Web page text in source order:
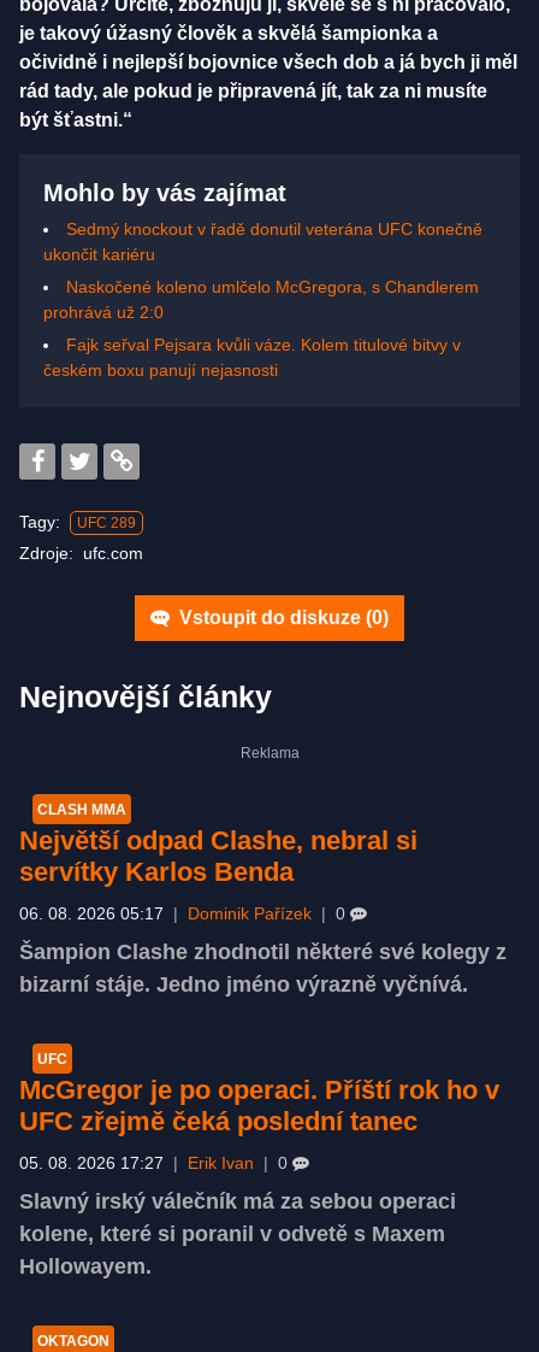
bojovala? Určitě, zbožňuju ji, skvěle se s ní pracovalo,
je takový úžasný člověk a skvělá šampionka a
očividně i nejlepší bojovnice všech dob a já bych ji měl
rád tady, ale pokud je připravená jít, tak za ni musíte
být šťastni.“
Mohlo by vás zajímat
Sedmý knockout v řadě donutil veterána UFC konečně
ukončit kariéru
Naskočené koleno umlčelo McGregora, s Chandlerem
prohrává už 2:0
Fajk seřval Pejsara kvůli váze. Kolem titulové bitvy v
českém boxu panují nejasnosti
Tagy: UFC 289
Zdroje: ufc.com
Vstoupit do diskuze (0)
Nejnovější články
CLASH MMA
Největší odpad Clashe, nebral si
servítky Karlos Benda
06. 08. 2026 05:17 | Dominik Pařízek | 0
Šampion Clashe zhodnotil některé své kolegy z
bizarní stáje. Jedno jméno výrazně vyčnívá.
UFC
McGregor je po operaci. Příští rok ho v
UFC zřejmě čeká poslední tanec
05. 08. 2026 17:27 | Erik Ivan | 0
Slavný irský válečník má za sebou operaci
kolene, které si poranil v odvetě s Maxem
Hollowayem.
OKTAGON